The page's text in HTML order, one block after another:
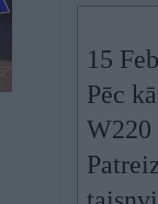
15
Pēc
W220